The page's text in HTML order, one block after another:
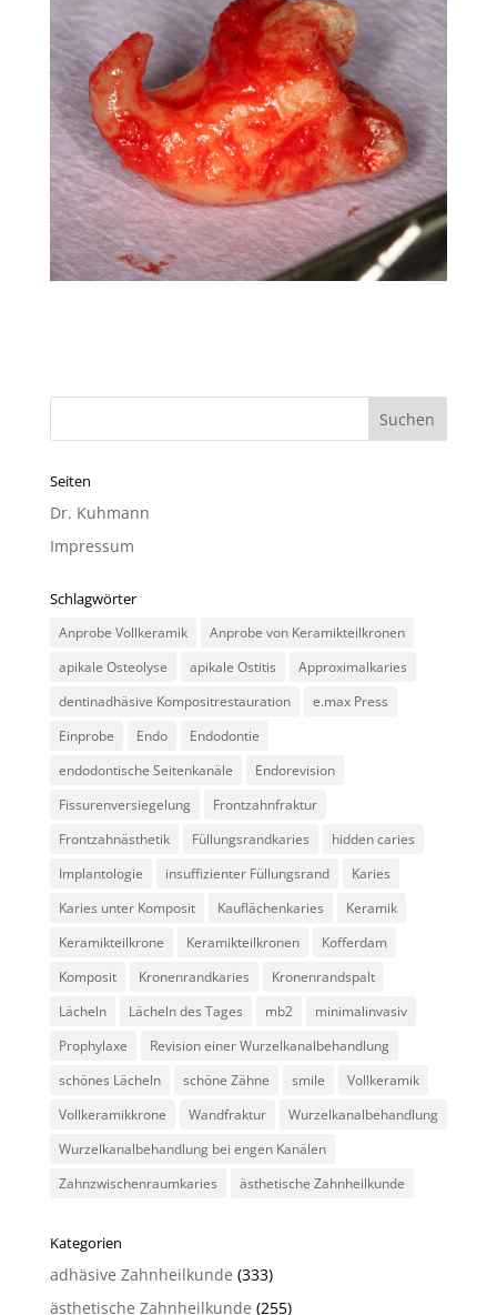
Seiten
Dr. Kuhmann
Impressum
Schlagwörter
Anprobe Vollkeramik
Anprobe von Keramikteilkronen
apikale Osteolyse
apikale Ostitis
Approximalkaries
dentinadhäsive Kompositrestauration
e.max Press
Einprobe
Endo
Endodontie
endodontische Seitenkanäle
Endorevision
Fissurenversiegelung
Frontzahnfraktur
Frontzahnästhetik
Füllungsrandkaries
hidden caries
Implantologie
insuffizienter Füllungsrand
Karies
Karies unter Komposit
Kauflächenkaries
Keramik
Keramikteilkrone
Keramikteilkronen
Kofferdam
Komposit
Kronenrandkaries
Kronenrandspalt
Lächeln
Lächeln des Tages mb2
minimalinvasiv
Prophylaxe
Revision einer Wurzelkanalbehandlung
schönes Lächeln
schöne Zähne smile
Vollkeramik
Vollkeramikkrone
Wandfraktur
Wurzelkanalbehandlung
Wurzelkanalbehandlung bei engen Kanälen
Zahnzwischenraumkaries
ästhetische Zahnheilkunde
Kategorien
adhäsive Zahnheilkunde (333)
ästhetische Zahnheilkunde (255)